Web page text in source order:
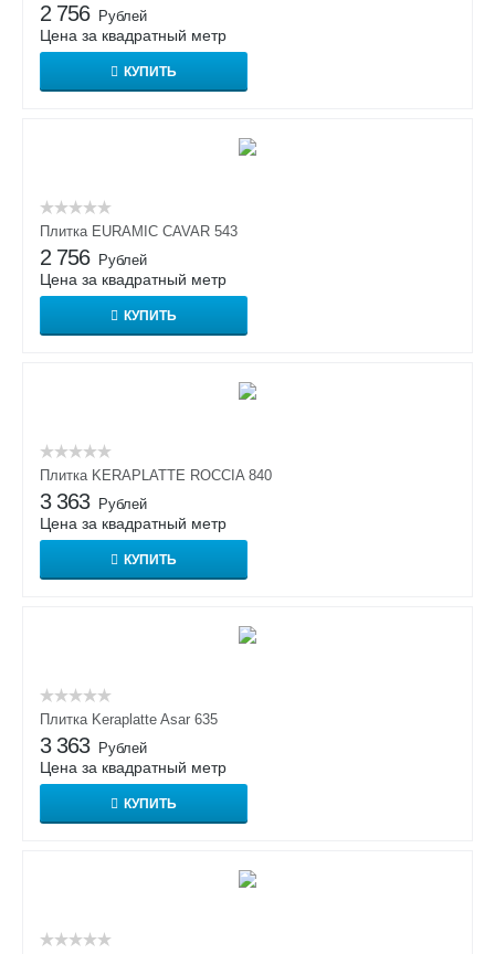
2 756 Рублей
Цена за квадратный метр
КУПИТЬ
Плитка EURAMIC CAVAR 543
2 756 Рублей
Цена за квадратный метр
КУПИТЬ
Плитка KERAPLATTE ROCCIA 840
3 363 Рублей
Цена за квадратный метр
КУПИТЬ
Плитка Keraplatte Asar 635
3 363 Рублей
Цена за квадратный метр
КУПИТЬ